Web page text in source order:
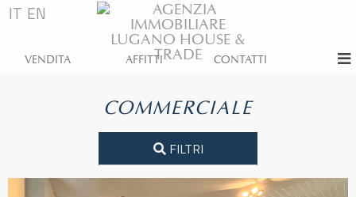
IT EN
VENDITA AFFITTI CONTATTI
COMMERCIALE
FILTRI